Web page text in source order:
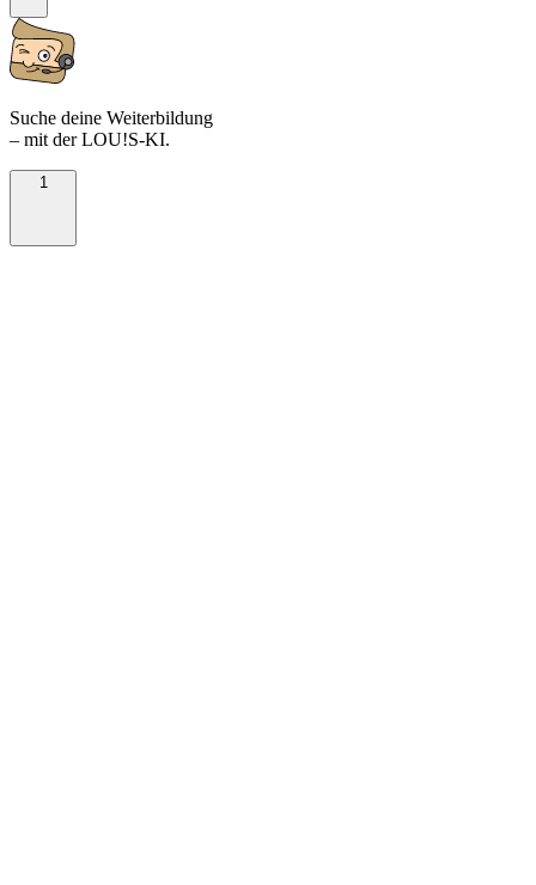
Suche deine Weiterbildung
– mit der LOU!S-KI.
1